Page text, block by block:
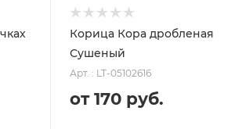
100
220P
1000
1 100P
Корица Кора дробленая
Сушеный
Арт. : LT-05102616
от 170 руб.